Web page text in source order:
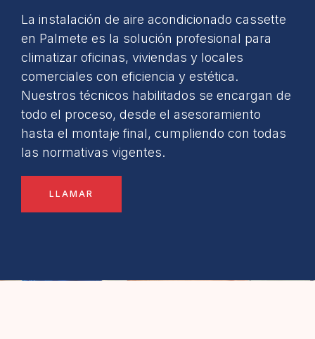
La instalación de aire acondicionado cassette
en Palmete es la solución profesional para
climatizar oficinas, viviendas y locales
comerciales con eficiencia y estética.
Nuestros técnicos habilitados se encargan de
todo el proceso, desde el asesoramiento
hasta el montaje final, cumpliendo con todas
las normativas vigentes.
LLAMAR